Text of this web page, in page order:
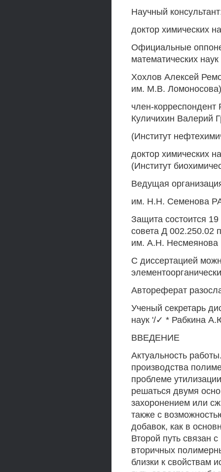
Научный
доктор химических
Официальные
математических наук
Хохлов Алексей
им. М.В. Ломоносова)
член-
Куличихин Валерий
(Институт
доктор химических
(Институт
Ведущая
им. H.H. Семенова
Защита состоится
совета Д 002.250.02
им. А.Н. Несмеянова
С диссертацией
Автореферат
Ученый секретарь
наук '/✓ * Рабкина
ВВЕДЕНИЕ
Актуальность
производства
проблеме
решаться двумя
захоронением или
также с
добавок, как в
Второй путь связан
вторичных
близки к свойствам